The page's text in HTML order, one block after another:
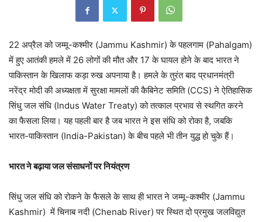
22 अप्रैल को जम्मू-कश्मीर (Jammu Kashmir) के पहलगाम (Pahalgam)
में हुए आतंकी हमले में 26 लोगों की मौत और 17 के घायल होने के बाद भारत ने
पाकिस्तान के खिलाफ कड़ा रुख अपनाया है। हमले के तुरंत बाद प्रधानमंत्री
नरेंद्र मोदी की अध्यक्षता में सुरक्षा मामलों की कैबिनेट समिति (CCS) ने ऐतिहासिक
सिंधु जल संधि (Indus Water Treaty) को तत्काल प्रभाव से स्थगित करने
का फैसला लिया। यह पहली बार है जब भारत ने इस संधि को रोका है, जबकि
भारत-पाकिस्तान (India-Pakistan) के बीच पहले भी तीन युद्ध हो चुके हैं।
भारत ने बढ़ाया जल संसाधनों पर नियंत्रण
सिंधु जल संधि को रोकने के फैसले के साथ ही भारत ने जम्मू-कश्मीर (Jammu
Kashmir) में चिनाब नदी (Chenab River) पर स्थित दो प्रमुख जलविद्युत